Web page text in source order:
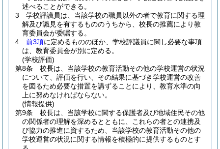
述べることができる。
3
学校評議員は、当該学校の職員以外の者で教育に関する理
解及び識見を有するもののうちから、校長の推薦により教
育委員会が委嘱する。
4
前3項に定めるもののほか、学校評議員に関し必要な事項
は、教育委員会が別に定める。
(学校評価)
第8条
校長は、当該学校の教育活動その他の学校運営の状況
について、評価を行い、その結果に基づき学校運営の改善
を図るため必要な措置を講ずることにより、教育水準の向
上に努めなければならない。
(情報提供)
第9条
校長は、当該学校に関する保護者及び地域住民その他
の関係者の理解を深めるとともに、これらの者との連携及
び協力の推進に資するため、当該学校の教育活動その他の
学校運営の状況に関する情報を積極的に提供するものとす